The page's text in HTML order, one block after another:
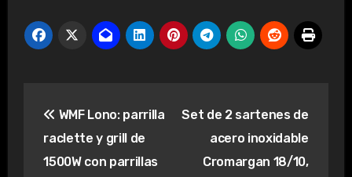
de
entradas
WMF Lono: parrilla
raclette y grill de
1500W con parrillas
Set de 2 sartenes de
acero inoxidable
Cromargan 18/10,